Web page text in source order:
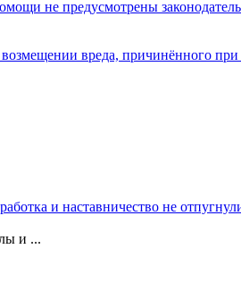
не предусмотрены
вреда, причинённого
и наставничество не
и ...